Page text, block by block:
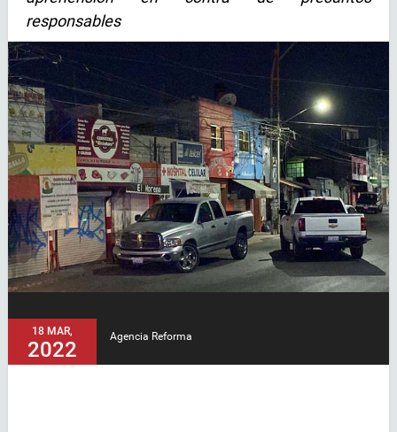
responsables
18 MAR,
2022
Agencia Reforma